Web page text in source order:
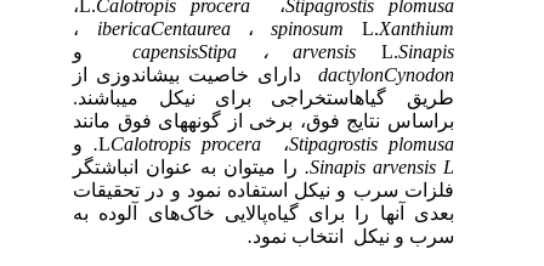
Stipagrostis،Calotropis procera
L.،
spinosum ،Centaurea
iberica
،
arvensis
‌، Stipa
capensis
و
دارای خاصیت بیش­اندوزی از
برای نیکل می­باشند.
فوق، برخی از گونه­های فوق مانند
Stipagrostis،Calotropis procera
L
.و
را می­توان به عنوان انباشتگر
و نیکل استفاده نمود و در تحقیقات
را برای گیاه‌پالایی خاک‌های آلوده به
انتخاب نمود .